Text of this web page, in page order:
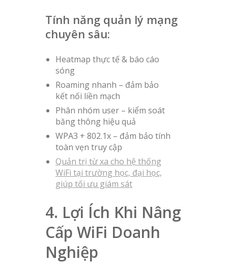
Tính năng quản lý mạng
chuyên sâu:
Heatmap thực tế & báo cáo
sóng
Roaming nhanh – đảm bảo
kết nối liền mạch
Phân nhóm user – kiểm soát
băng thông hiệu quả
WPA3 + 802.1x – đảm bảo tính
toàn vẹn truy cập
Quản trị từ xa cho hệ thống
WiFi tại trường học, đại học,
giúp tối ưu giám sát
4. Lợi Ích Khi Nâng
Cấp WiFi Doanh
Nghiệp